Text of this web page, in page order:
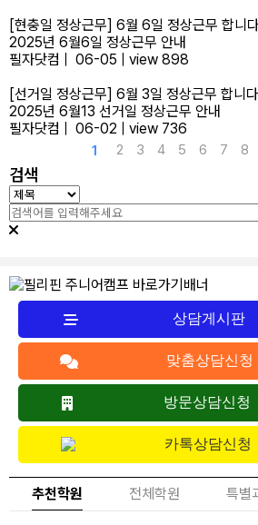
[현충일 정상근무] 6월 6일 정상근무 합니
2025년 6월6일 정상근무 안내
필자닷컴
06-05
view 898
[선거일 정상근무] 6월 3일 정상근무 합니
2025년 6월13 선거일 정상근무 안내
필자닷컴
06-02 view 736
1 2 3 4 5 6 7 8
검색
상담게시판
맞춤상담신청
방문상담신청
카톡상담신청
추천학원 전체학원 특별